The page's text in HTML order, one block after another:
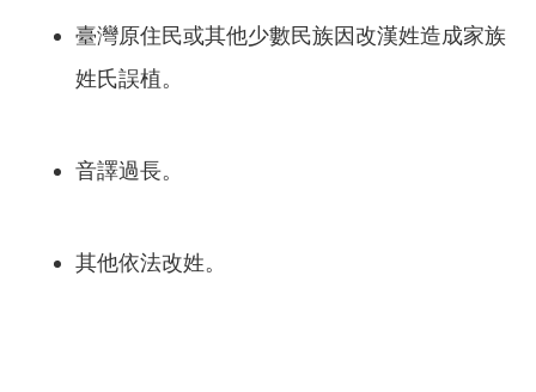
臺灣原住民或其他少數民族因改漢姓造成家族
姓氏誤植。
音譯過長。
其他依法改姓。